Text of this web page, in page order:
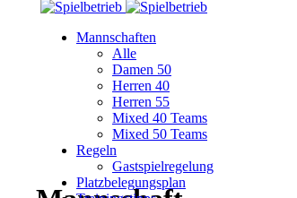
Mannschaften
Alle
Damen 50
Herren 40
Herren 55
Mixed 40 Teams
Mixed 50 Teams
Regeln
Gastspielregelung
Platzbelegungsplan